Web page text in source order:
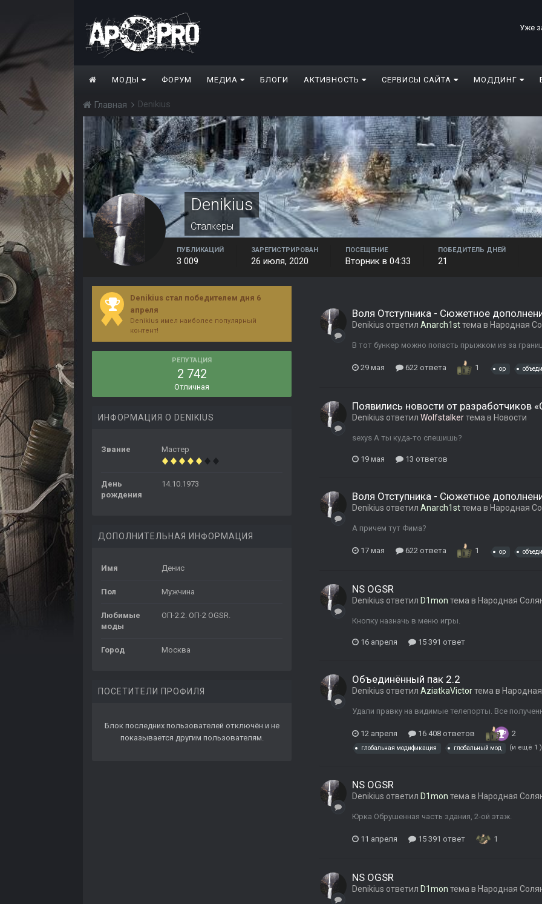
Уже
МОДЫ ФОРУМ МЕДИА БЛОГИ АКТИВНОСТЬ СЕРВИСЫ САЙТА МОДДИНГ
Главная Denikius
Denikius
Сталкеры
ПУБЛИКАЦИЙ
3 009
ЗАРЕГИСТРИРОВАН
26 июля, 2020
ПОСЕЩЕНИЕ
Вторник в 04:33
ПОБЕДИТЕЛЬ ДНЕЙ
21
Denikius стал победителем дня 6
апреля
Denikius имел наиболее популярный
контент!
РЕПУТАЦИЯ
2 742
Отличная
ИНФОРМАЦИЯ О DENIKIUS
Звание Мастер
День
рождения
14.10.1973
ДОПОЛНИТЕЛЬНАЯ ИНФОРМАЦИЯ
Имя Денис
Пол Мужчина
Любимые
моды
ОП-2.2. ОП-2 OGSR.
Город Москва
ПОСЕТИТЕЛИ ПРОФИЛЯ
Блок последних пользователей отключён и не
показывается другим пользователям.
Воля Отступника - Сюжетное
Denikius ответил Anarch1stтема в Народная
В тот бункер можно попасть прыжком из за
29 мая 622 ответа 1 op
Появились новости от разработчиков
Denikius ответил Wolfstalkerтема в Новости
sexys А ты куда-то спешишь?
19 мая 13 ответов
Воля Отступника - Сюжетное
Denikius ответил Anarch1stтема в Народная
А причем тут Фима?
17 мая 622 ответа 1 op
NS OGSR
Denikius ответил D1mon тема в Народная
Кнопку назначь в меню игры.
16 апреля 15 391 ответ
Объединённый пак 2.2
Denikius ответил AziatkaVictorтема в
Удали правку на видимые телепорты. Все
12 апреля 16 408 ответов 2
глобальная модификация глобальный мод (и ещё 1 )
NS OGSR
Denikius ответил D1mon тема в Народная
Юрка Обрушенная часть здания, 2-ой этаж.
11 апреля 15 391 ответ 1
NS OGSR
Denikius ответил D1mon тема в Народная